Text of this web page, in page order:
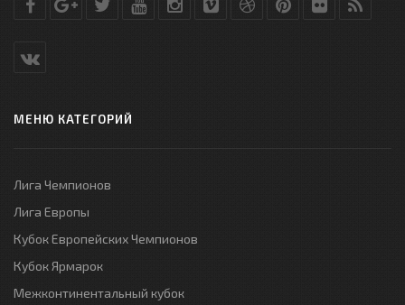
МЕНЮ КАТЕГОРИЙ
Лига Чемпионов
Лига Европы
Кубок Европейских Чемпионов
Кубок Ярмарок
Межконтинентальный кубок